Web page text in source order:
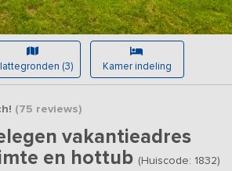
(3) Kamer indeling
(75 reviews)
vakantieadres
en hottub (Huiscode: 1832)